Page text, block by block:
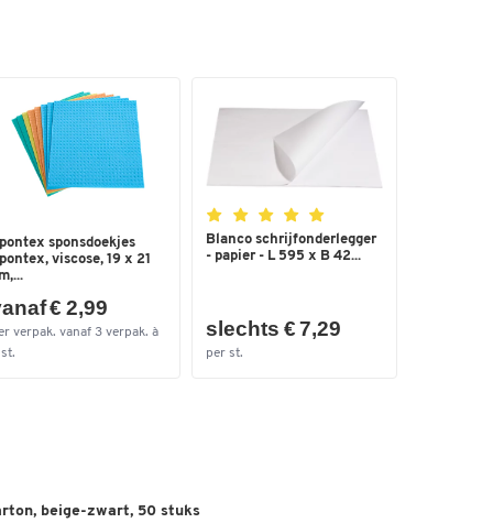
sponsdoekjes
viscose, 19 x 21
€ 2,99
verpak. vanaf 3 verpak. à
Blanco schrijfonderlegger
- papier - L 595 x B 42...
slechts € 7,29
per st.
beige-zwart, 50 stuks